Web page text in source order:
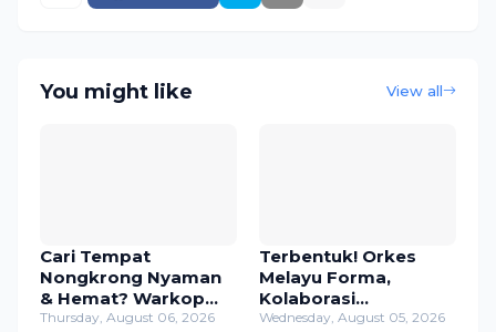
You might like View all
Cari Tempat
Nongkrong Nyaman
& Hemat? Warkop
Mama di Pasar Sasap
Thursday, August 06, 2026
Terbentuk! Orkes
Melayu Forma,
Kolaborasi
Legendaris Musisi
Wednesday, August 05, 2026